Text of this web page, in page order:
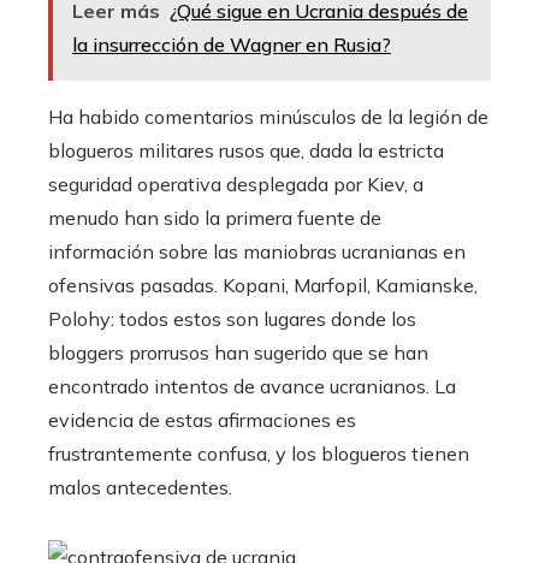
Leer más ¿Qué sigue en Ucrania después de
la insurrección de Wagner en Rusia?
Ha habido comentarios minúsculos de la legión de
blogueros militares rusos que, dada la estricta
seguridad operativa desplegada por Kiev, a
menudo han sido la primera fuente de
información sobre las maniobras ucranianas en
ofensivas pasadas. Kopani, Marfopil, Kamianske,
Polohy: todos estos son lugares donde los
bloggers prorrusos han sugerido que se han
encontrado intentos de avance ucranianos. La
evidencia de estas afirmaciones es
frustrantemente confusa, y los blogueros tienen
malos antecedentes.